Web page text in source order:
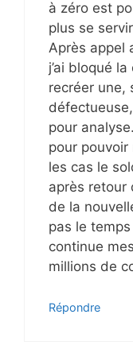
à zéro est
plus se
Après appel
j’ai bloqué
recréer une,
pour
pour
les cas le
après retour
de la
pas le
continue
millions de
Répondre